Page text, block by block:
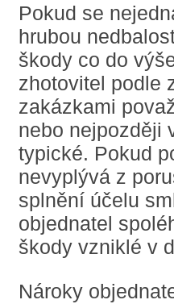
Pokud se
hrubou
škody co do
zhotovitel podle
zakázkami
nebo nejpozději
typické. Pokud
nevyplývá z
splnění účelu
objednatel
škody vzniklé v
Nároky